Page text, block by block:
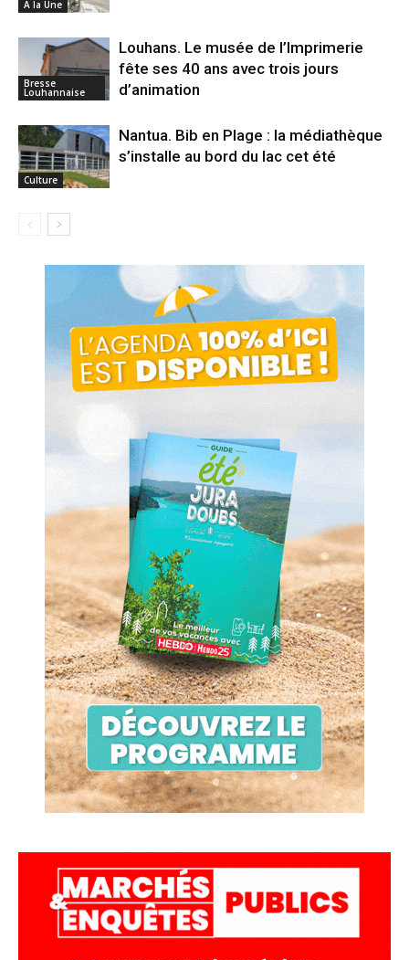
A la Une
Bresse
Louhannaise
Louhans. Le musée de l’Imprimerie
fête ses 40 ans avec trois jours
d’animation
Culture
Nantua. Bib en Plage : la médiathèque
s’installe au bord du lac cet été